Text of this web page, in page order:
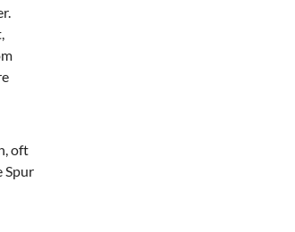
oft
Spur